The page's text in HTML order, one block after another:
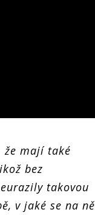
že mají také
bez
takovou
v jaké se na ně